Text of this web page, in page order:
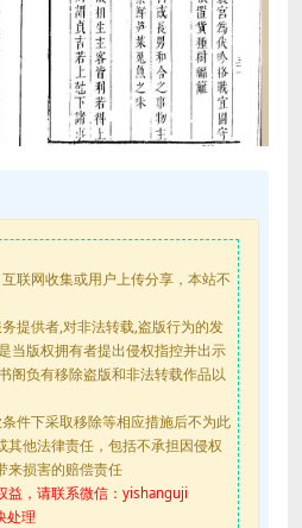
互联网收集或用户上传分享，本站不
务提供者,对非法转载,盗版行为的发
当版权拥有者提出侵权指控并出示
阁负有移除盗版和非法转载作品以
条件下采取移除等相应措施后不为此
其他法律责任，包括不承担因侵权
来损害的赔偿责任
益，请联系微信：yishanguji
处理